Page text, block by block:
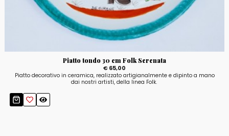
Piatto tondo 30 cm Folk Serenata
€ 65,00
Piatto decorativo in ceramica, realizzato artigianalmente e dipinto a mano
dai nostri artisti, della linea Folk.